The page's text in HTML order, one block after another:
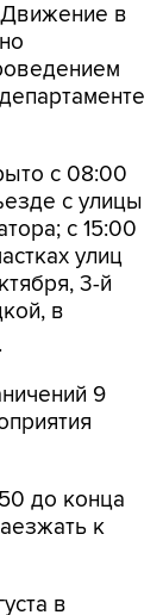
Движение в
с 08:00
с улицы
с 15:00
улиц
3-й
в
9
до конца
к
в